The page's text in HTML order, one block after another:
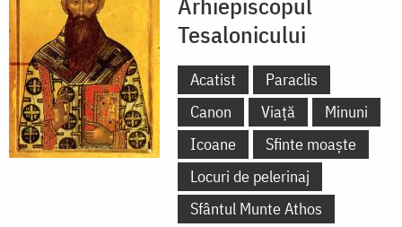
Tesalonicului
Acatist
Paraclis
Canon
Viață
Minuni
Icoane
Sfinte moaște
Locuri de pelerinaj
Sfântul Munte Athos